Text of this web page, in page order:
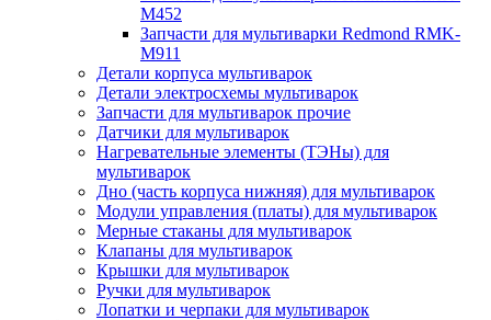
M452
Запчасти для мультиварки Redmond RMK-
M911
Детали корпуса мультиварок
Детали электросхемы мультиварок
Запчасти для мультиварок прочие
Датчики для мультиварок
Нагревательные элементы (ТЭНы) для
мультиварок
Дно (часть корпуса нижняя) для мультиварок
Модули управления (платы) для мультиварок
Мерные стаканы для мультиварок
Клапаны для мультиварок
Крышки для мультиварок
Ручки для мультиварок
Лопатки и черпаки для мультиварок